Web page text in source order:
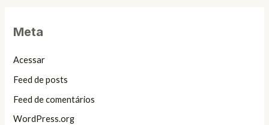
Meta
Acessar
Feed de posts
Feed de comentários
WordPress.org